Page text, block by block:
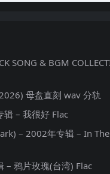
SONG & BGM
母盘直刻 wav 分轨
– 我很好 Flac
– 2002年专辑 – In
– 鸦片玫瑰(台湾) Flac